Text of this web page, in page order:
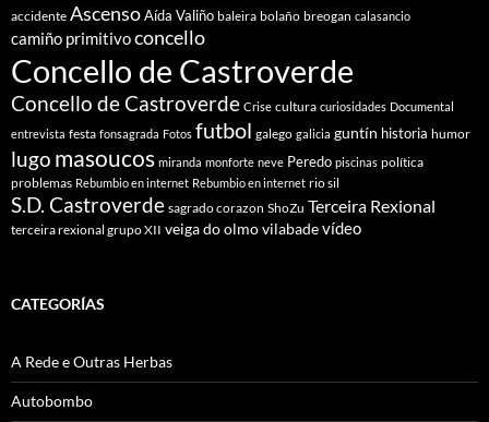
accidente AscensoAída Valiño baleira bolaño breogan calasancio
camiño primitivoconcello
Concello de Castroverde
Concello de Castroverde Crise cultura curiosidades Documental
entrevista festa fonsagrada Fotos futbol galego galicia guntín historia humor
lugo masoucos miranda monforte neve Peredo piscinas política
problemas Rebumbio en internet Rebumbio en internet rio sil
S.D. Castroverde sagrado corazon ShoZu Terceira Rexional
terceira rexional grupo XII veiga do olmovilabadevídeo
CATEGORÍAS
A Rede e Outras Herbas
Autobombo